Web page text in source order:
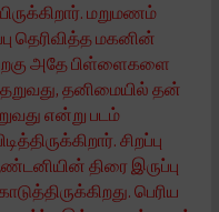
மறுமணம்
தெரிவித்த மகனின்
அதே பிள்ளைகளை
தனிமையில் தன்
என்று படம்
சிறப்பு
திரை இருப்பு
பெரிய